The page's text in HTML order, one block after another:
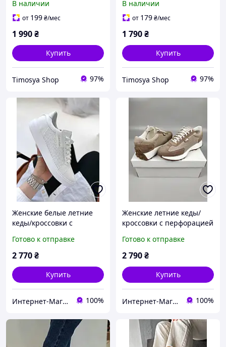
В наличии
от 199₴/мес
1 990₴
Купить
Timosya Shop 97%
В наличии
от 179₴/мес
1 790₴
Купить
Timosya Shop 97%
Женские белые летние
кеды/кроссовки с
натуральная кожа
качество люкс 36-41 р
Готово к отправке
2 770₴
Купить
Интернет-Магазин СкороХод 100%
Женские летние кеды/
кроссовки с перфорацией
кожа качество люкс 36-41
р
Готово к отправке
2 790₴
Купить
Интернет-Магазин СкороХод 100%